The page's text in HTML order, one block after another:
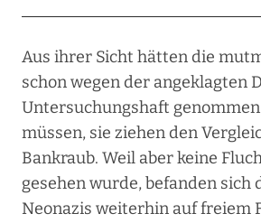
Aus ihrer Sicht hätten die
schon wegen der angeklagten
Untersuchungshaft
müssen, sie ziehen den
Bankraub. Weil aber keine
gesehen wurde, befanden sich
Neonazis weiterhin auf freiem